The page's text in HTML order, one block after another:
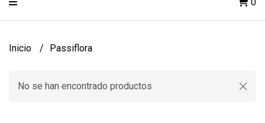
Inicio Passiflora
No se han encontrado productos